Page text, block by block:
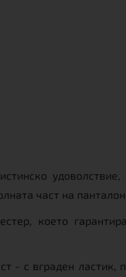
част на
което
- с вграден ластик,